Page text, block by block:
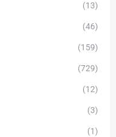
(13)
(46)
(159)
(729)
(12)
(3)
(1)